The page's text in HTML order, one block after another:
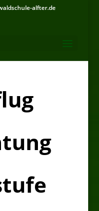
alfter.de